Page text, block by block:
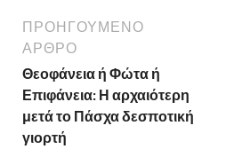
ΠΡΟΗΓΟΎΜΕΝΟ
ΆΡΘΡΟ
Θεοφάνεια ή Φώτα ή
Επιφάνεια: Η αρχαιότερη
μετά το Πάσχα δεσποτική
γιορτή